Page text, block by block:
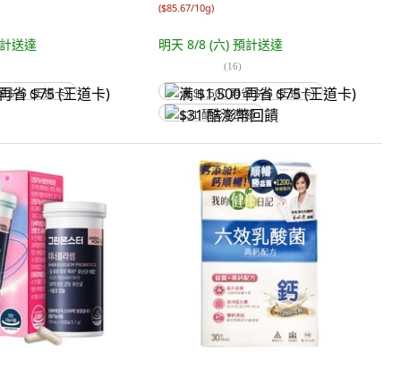
送達
$75 (王道卡)
($85.67/10g)
明天 8/8 (六) 預計送達
(16)
满 $1,500 再省 $75 (王道卡)
$31 酷澎幣回饋